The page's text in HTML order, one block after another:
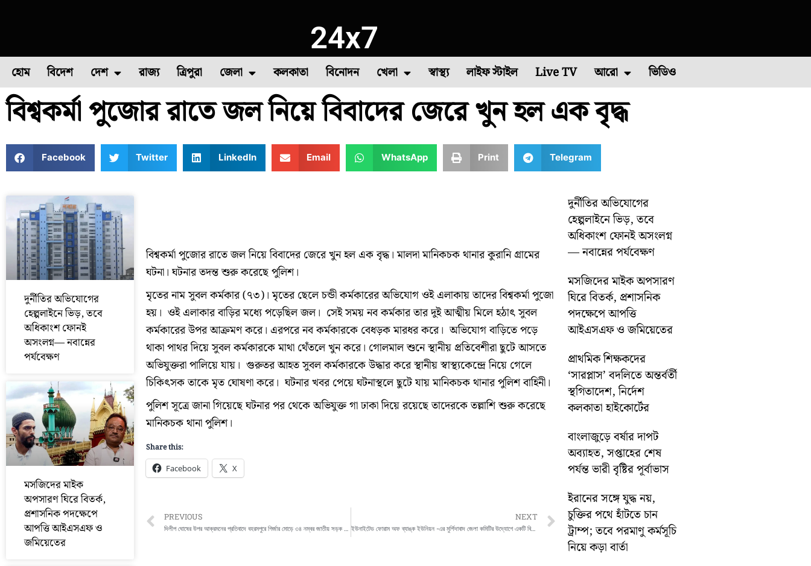
24x7
হোম বিদেশ দেশ
ফুল চাষ ফল চাষ মাছ চাষ পোল্ট্রি চাষ সবজি চাষ
রাজ্য ত্রিপুরা জেলা
উত্তর ২৪ পরগনা দক্ষিণ ২৪ পরগনা বীরভূম মুর্শিদাবাদ উত্তর দিনাজপুর পশ্চিম মেদিনীপুর পশ্চিম বর্ধমান
কলকাতা বিনোদন খেলা
৪৪তম দাবা অলিম্পিয়াড কমনওয়েলথ গেমস এশিয়া কাপ ২০২২ বিশ্ব ব্যাডমিন্টন চ্যাম্পিয়নশিপ ২০২২
স্বাস্থ্য লাইফ স্টাইল Live TV আরো
রাশিফল
ভিডিও
বিশ্বকর্মা পুজোর রাতে জল নিয়ে বিবাদের জেরে খুন হল এক বৃদ্ধ
Facebook Twitter LinkedIn Email WhatsApp Print Telegram
দুর্নীতির অভিযোগের
হেল্পলাইনে ভিড়, তবে
অধিকাংশ ফোনই
অসংলগ্ন— নবান্নের
পর্যবেক্ষণ
মসজিদের মাইক
অপসারণ ঘিরে বিতর্ক,
প্রশাসনিক পদক্ষেপে
আপত্তি আইএসএফ ও
জমিয়েতের
বিশ্বকর্মা পুজোর রাতে জল নিয়ে বিবাদের জেরে খুন হল এক বৃদ্ধ। মালদা মানিকচক থানার কুরানি গ্রামের
ঘটনা। ঘটনার তদন্ত শুরু করেছে পুলিশ।
মৃতের নাম সুবল কর্মকার (৭৩)। মৃতের ছেলে চন্ডী কর্মকারের অভিযোগ ওই এলাকায় তাদের বিশ্বকর্মা পুজো
হয়। ওই এলাকার বাড়ির মধ্যে পড়েছিল জল। সেই সময় নব কর্মকার তার দুই আত্মীয় মিলে হঠাৎ সুবল
কর্মকারের উপর আক্রমণ করে। এরপরে নব কর্মকারকে বেধড়ক মারধর করে। অভিযোগ বাড়িতে পড়ে
থাকা পাথর দিয়ে সুবল কর্মকারকে মাথা থেঁতলে খুন করে। গোলমাল শুনে স্থানীয় প্রতিবেশীরা ছুটে আসতে
অভিযুক্তরা পালিয়ে যায়। গুরুতর আহত সুবল কর্মকারকে উদ্ধার করে স্থানীয় স্বাস্থ্যকেন্দ্রে নিয়ে গেলে
চিকিৎসক তাকে মৃত ঘোষণা করে। ঘটনার খবর পেয়ে ঘটনাস্থলে ছুটে যায় মানিকচক থানার পুলিশ বাহিনী।
পুলিশ সূত্রে জানা গিয়েছে ঘটনার পর থেকে অভিযুক্ত গা ঢাকা দিয়ে রয়েছে তাদেরকে তল্লাশি শুরু করেছে
মানিকচক থানা পুলিশ।
Share this:
Facebook X
Prev
PREVIOUS NEXT
ইউনাইটেড ফোরাম অফ ব্যাঙ্ক ইউনিয়ন -এর মুর্শিদাবাদ জেলা কমিটির উদ্যোগে একটি বিক্ষোভ সমাবেশ Next
দুর্নীতির অভিযোগের
হেল্পলাইনে ভিড়, তবে
অধিকাংশ ফোনই অসংলগ্ন
— নবান্নের পর্যবেক্ষণ
মসজিদের মাইক অপসারণ
ঘিরে বিতর্ক, প্রশাসনিক
পদক্ষেপে আপত্তি
আইএসএফ ও জমিয়েতের
প্রাথমিক শিক্ষকদের
‘সারপ্লাস’ বদলিতে অন্তর্বর্তী
স্থগিতাদেশ, নির্দেশ
কলকাতা হাইকোর্টের
বাংলাজুড়ে বর্ষার দাপট
অব্যাহত, সপ্তাহের শেষ
পর্যন্ত ভারী বৃষ্টির পূর্বাভাস
ইরানের সঙ্গে যুদ্ধ নয়,
চুক্তির পথে হাঁটতে চান
ট্রাম্প; তবে পরমাণু কর্মসূচি
নিয়ে কড়া বার্তা